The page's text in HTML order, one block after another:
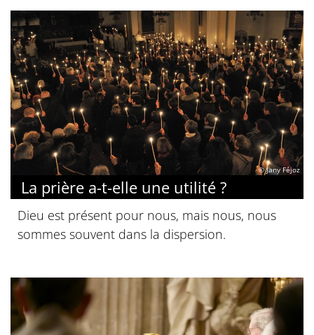
© Jany Féjoz
La prière a-t-elle une utilité ?
Dieu est présent pour nous, mais nous, nous
sommes souvent dans la dispersion.